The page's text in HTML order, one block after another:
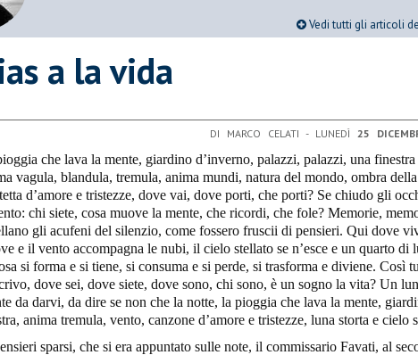
Vedi tutti gli articoli
a la vida
DI MARCO CELATI - LUNEDÌ 25
che lava la mente, giardino d’inverno, palazzi, palazzi, una finestra
vagula, blandula, tremula, anima mundi, natura del mondo, ombra
d’amore e tristezze, dove vai, dove porti, che porti? Se chiudo gli
chi siete, cosa muove la mente, che ricordi, che fole? Memorie,
gli acufeni del silenzio, come fossero fruscii di pensieri. Qui dove
e il vento accompagna le nubi, il cielo stellato se n’esce e un quarto di
si forma e si tiene, si consuma e si perde, si trasforma e diviene. Così
dove sei, dove siete, dove sono, chi sono, è un sogno la vita? Un
da darvi, da dire se non che la notte, la pioggia che lava la mente,
anima tremula, vento, canzone d’amore e tristezze, luna storta e cielo
sparsi, che si era appuntato sulle note, il commissario Favati, al